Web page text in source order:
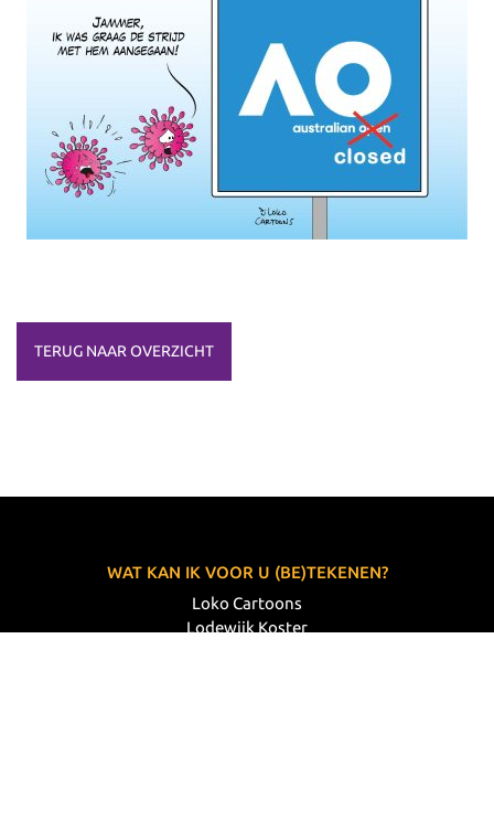
TERUG NAAR OVERZICHT
WAT KAN IK VOOR U (BE)TEKENEN?
Loko Cartoons
Lodewijk Koster